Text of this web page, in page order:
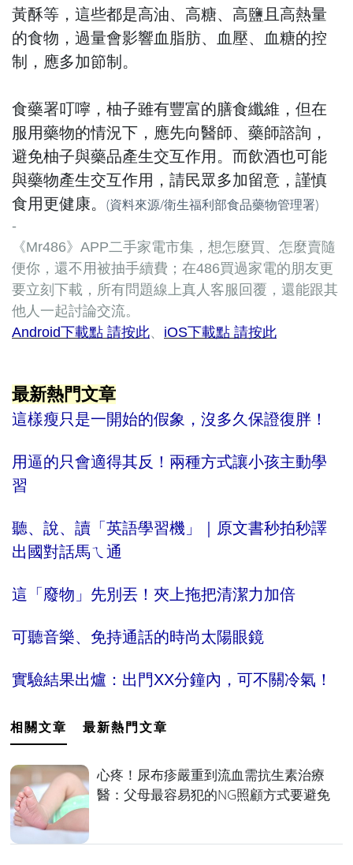
黃酥等，這些都是高油、高糖、高鹽且高熱量
的食物，過量會影響血脂肪、血壓、血糖的控
制，應多加節制。
食藥署叮嚀，柚子雖有豐富的膳食纖維，但在
服用藥物的情況下，應先向醫師、藥師諮詢，
避免柚子與藥品產生交互作用。而飲酒也可能
與藥物產生交互作用，請民眾多加留意，謹慎
食用更健康。 (資料來源/衛生福利部食品藥物管理署)
-
《Mr486》APP二手家電市集，想怎麼買、怎麼賣隨
便你，還不用被抽手續費；在486買過家電的朋友更
要立刻下載，所有問題線上真人客服回覆，還能跟其
他人一起討論交流。
Android下載點 請按此、 iOS下載點 請按此
最新熱門文章
這樣瘦只是一開始的假象，沒多久保證復胖！
用逼的只會適得其反！兩種方式讓小孩主動學
習
聽、說、讀「英語學習機」｜原文書秒拍秒譯
出國對話馬ㄟ通
這「廢物」先別丟！夾上拖把清潔力加倍
可聽音樂、免持通話的時尚太陽眼鏡
實驗結果出爐：出門XX分鐘內，可不關冷氣！
相關文章 最新熱門文章
心疼！尿布疹嚴重到流血需抗生素治療
醫：父母最容易犯的NG照顧方式要避免